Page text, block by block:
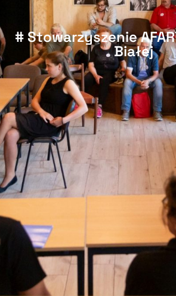
# Stowarzyszenie
Białej